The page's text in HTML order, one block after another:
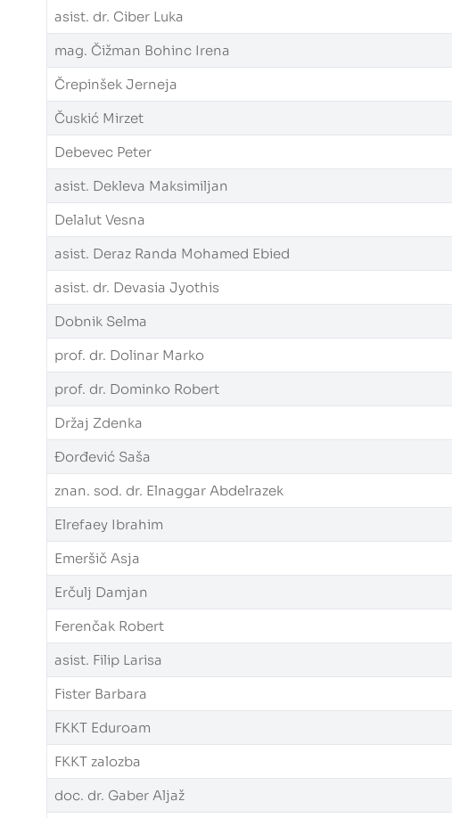
asist. dr. Ciber Luka
mag. Čižman Bohinc Irena
Črepinšek Jerneja
Čuskić Mirzet
Debevec Peter
asist. Dekleva Maksimiljan
Delalut Vesna
asist. Deraz Randa Mohamed Ebied
asist. dr. Devasia Jyothis
Dobnik Selma
prof. dr. Dolinar Marko
prof. dr. Dominko Robert
Držaj Zdenka
Đorđević Saša
znan. sod. dr. Elnaggar Abdelrazek
Elrefaey Ibrahim
Emeršič Asja
Erčulj Damjan
Ferenčak Robert
asist. Filip Larisa
Fister Barbara
FKKT Eduroam
FKKT zalozba
doc. dr. Gaber Aljaž